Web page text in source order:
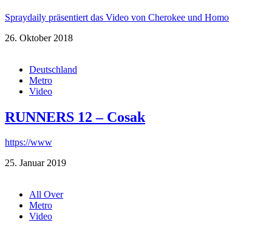
Spraydaily präsentiert das Video von Cherokee und Homo
26. Oktober 2018
Deutschland
Metro
Video
RUNNERS 12 – Cosak
https://www
25. Januar 2019
All Over
Metro
Video